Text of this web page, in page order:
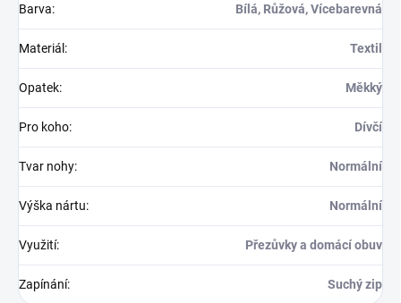
Barva: Bílá, Růžová, Vícebarevná
Materiál : Textil
Opatek: Měkký
Pro koho: Dívčí
Tvar nohy: Normální
Výška nártu: Normální
Využití: Přezůvky a domácí obuv
Zapínání: Suchý zip